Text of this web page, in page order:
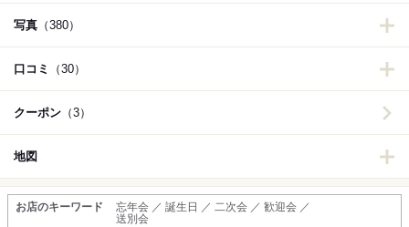
写真 （380）
口コミ （30）
クーポン （3）
地図
お店のキーワード
忘年会 ／ 誕生日 ／ 二次会 ／ 歓迎会 ／
送別会